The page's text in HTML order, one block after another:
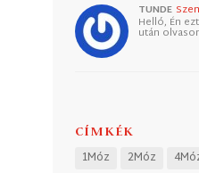
TUNDE
Helló, Én
után
CÍMKÉK
1Móz 2Móz